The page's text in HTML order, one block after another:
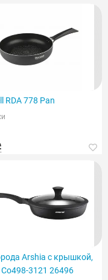
RDA 778 Pan
Arshia с крышкой,
3121 26496